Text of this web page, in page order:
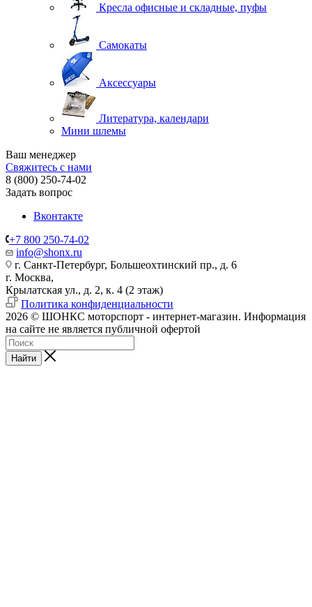
Кресла офисные и складные, пуфы
Самокаты
Аксессуары
Литература, календари
Мини шлемы
Ваш менеджер
Свяжитесь с нами
8 (800) 250-74-02
Задать вопрос
Вконтакте
+7 800 250-74-02
info@shonx.ru
г. Санкт-Петербург, Большеохтинский пр., д. 6
г. Москва,
Крылатская ул., д. 2, к. 4 (2 этаж)
Политика конфиденциальности
2026 © ШОНКС моторспорт - интернет-магазин. Информация
на сайте не является публичной офертой
Найти